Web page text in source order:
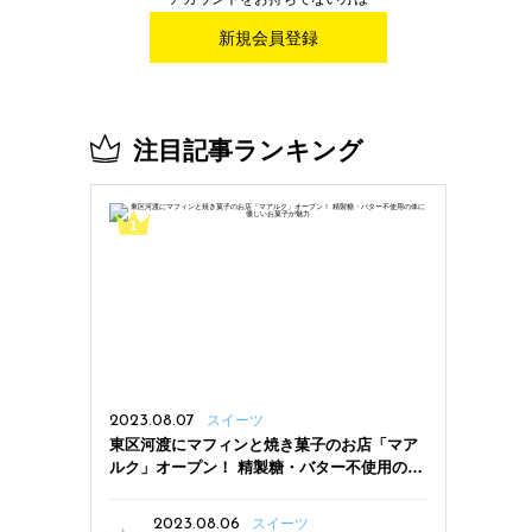
新規会員登録
注目記事ランキング
2023.08.07 スイーツ
東区河渡にマフィンと焼き菓子のお店「マア
ルク」オープン！ 精製糖・バター不使用の体
2023.08.06
スイーツ